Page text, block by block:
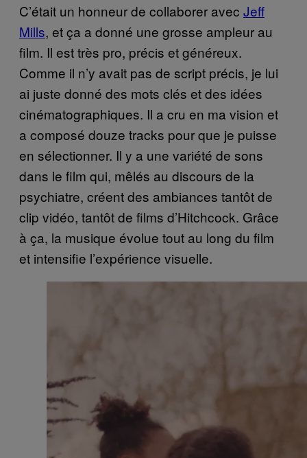
C’était un honneur de collaborer avec Jeff
Mills, et ça a donné une grosse ampleur au
film. Il est très pro, précis et généreux.
Comme il n’y avait pas de script précis, je lui
ai juste donné des mots clés et des idées
cinématographiques. Il a cru en ma vision et
a composé douze tracks pour que je puisse
en sélectionner. Il y a une variété de sons
dans le film qui, mêlés au discours de la
psychiatre, créent des ambiances tantôt de
clip vidéo, tantôt de films d’Hitchcock. Grâce
à ça, la musique évolue tout au long du film
et intensifie l’expérience visuelle.